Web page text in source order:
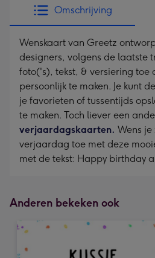
mm
indruk
-
Dimensions:
240
x
240
mm
Omschrijving
Wenskaart van Greetz
designers, volgens de laatste
foto('s), tekst, & versiering toe
persoonlijk te maken. Je kunt
je favorieten of tussentijds
te maken. Toch liever een
verjaardagskaarten. Wens je
verjaardag toe met deze
met de tekst: Happy birthday
Anderen bekeken ook